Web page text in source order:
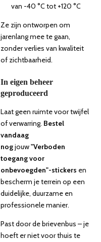
van -40 °C tot +120 °C
Ze zijn ontworpen om
jarenlang mee te gaan,
zonder verlies van kwaliteit
of zichtbaarheid.
In eigen beheer
geproduceerd
Laat geen ruimte voor twijfel
of verwarring. Bestel
vandaag
nogjouw"Verboden
toegang voor
onbevoegden"-stickers en
bescherm je terrein op een
duidelijke, duurzame en
professionele manier.
Past door de brievenbus – je
hoeft er niet voor thuis te